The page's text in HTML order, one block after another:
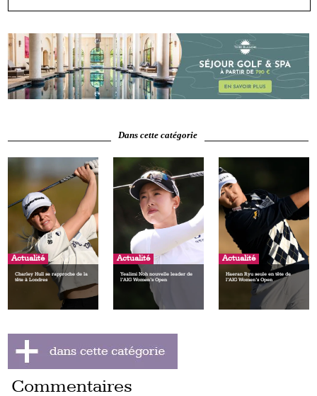
Dans cette catégorie
Actualité
Charley Hull se rapproche de la
tête à Londres
Actualité
Yealimi Noh nouvelle leader de
l’AIG Women’s Open
Actualité
Haeran Ryu seule en tête de
l’AIG Women’s Open
Commentaires